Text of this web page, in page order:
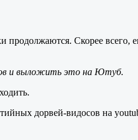
Скорее всего,
и выложить это на Ютуб.
дорвей-видосов на